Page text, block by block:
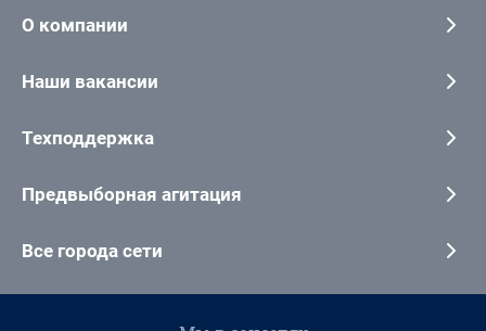
О компании
Наши вакансии
Техподдержка
Предвыборная агитация
Все города сети